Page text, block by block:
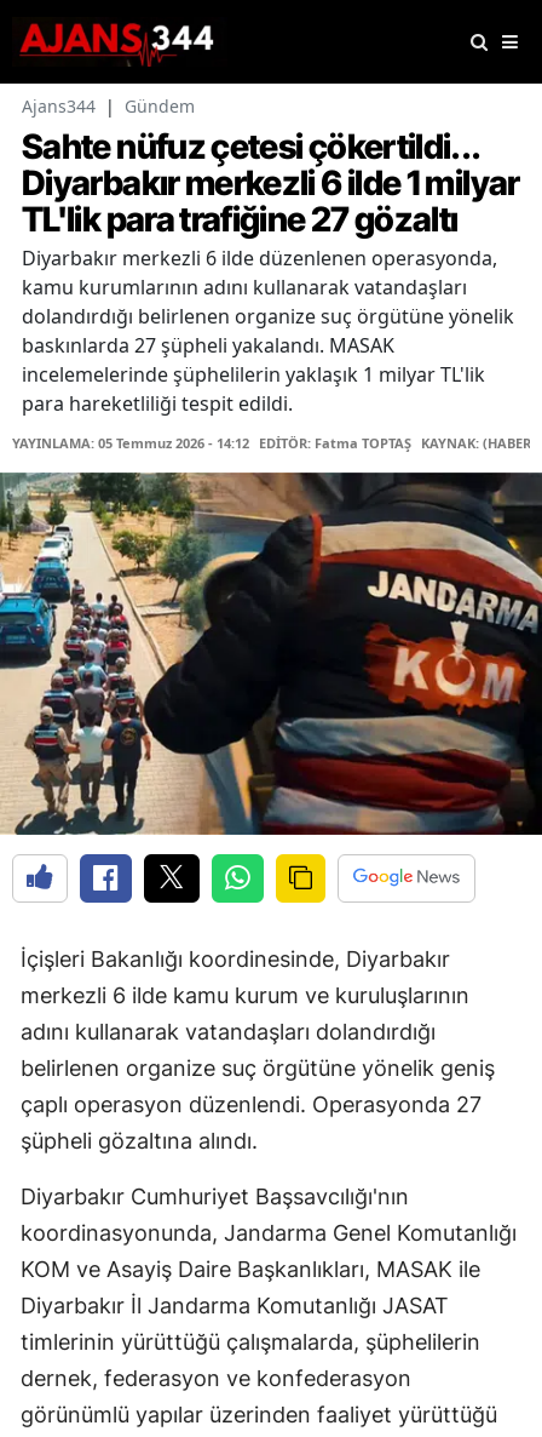
Ajans344 | Gündem
Sahte nüfuz çetesi çökertildi...
Diyarbakır merkezli 6 ilde 1 milyar
TL'lik para trafiğine 27 gözaltı
Diyarbakır merkezli 6 ilde düzenlenen operasyonda,
kamu kurumlarının adını kullanarak vatandaşları
dolandırdığı belirlenen organize suç örgütüne yönelik
baskınlarda 27 şüpheli yakalandı. MASAK
incelemelerinde şüphelilerin yaklaşık 1 milyar TL'lik
para hareketliliği tespit edildi.
YAYINLAMA: 05 Temmuz 2026 - 14:12 EDİTÖR: Fatma TOPTAŞ KAYNAK: (HABER
İçişleri Bakanlığı koordinesinde, Diyarbakır
merkezli 6 ilde kamu kurum ve kuruluşlarının
adını kullanarak vatandaşları dolandırdığı
belirlenen organize suç örgütüne yönelik geniş
çaplı operasyon düzenlendi. Operasyonda 27
şüpheli gözaltına alındı.
Diyarbakır Cumhuriyet Başsavcılığı'nın
koordinasyonunda, Jandarma Genel Komutanlığı
KOM ve Asayiş Daire Başkanlıkları, MASAK ile
Diyarbakır İl Jandarma Komutanlığı JASAT
timlerinin yürüttüğü çalışmalarda, şüphelilerin
dernek, federasyon ve konfederasyon
görünümlü yapılar üzerinden faaliyet yürüttüğü